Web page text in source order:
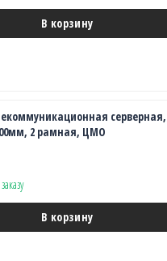
В корзину
серверная,
2 рамная, ЦМО
В корзину